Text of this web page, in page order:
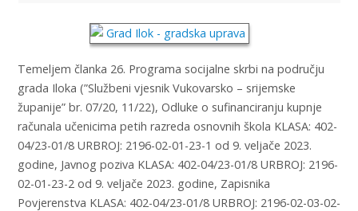
Temeljem članka 26. Programa socijalne skrbi na području
grada Iloka (”Službeni vjesnik Vukovarsko – srijemske
županije” br. 07/20, 11/22), Odluke o sufinanciranju kupnje
računala učenicima petih razreda osnovnih škola KLASA: 402-
04/23-01/8 URBROJ: 2196-02-01-23-1 od 9. veljače 2023.
godine, Javnog poziva KLASA: 402-04/23-01/8 URBROJ: 2196-
02-01-23-2 od 9. veljače 2023. godine, Zapisnika
Povjerenstva KLASA: 402-04/23-01/8 URBROJ: 2196-02-03-02-